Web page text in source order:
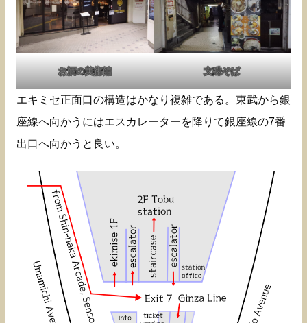
お酒の美術館 文殊そば
エキミセ正面口の構造はかなり複雑である。東武から銀
座線へ向かうにはエスカレーターを降りて銀座線の7番
出口へ向かうと良い。